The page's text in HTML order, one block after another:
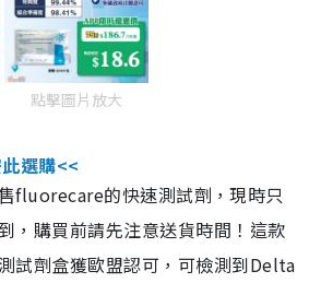
點擊圖片放大
選購<<
fluorecare的快速測試劑，現時只
，購買前請先注意送貨時間！這款
試劑盒獲歐盟認可，可檢測到Delta